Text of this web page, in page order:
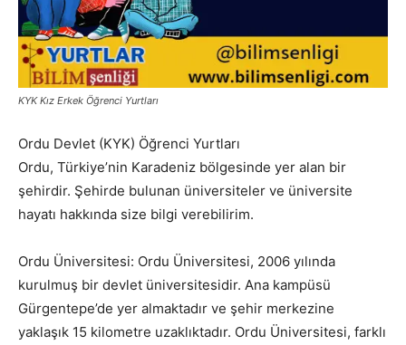
KYK Kız Erkek Öğrenci Yurtları
Ordu Devlet (KYK) Öğrenci Yurtları
Ordu, Türkiye’nin Karadeniz bölgesinde yer alan bir
şehirdir. Şehirde bulunan üniversiteler ve üniversite
hayatı hakkında size bilgi verebilirim.
Ordu Üniversitesi: Ordu Üniversitesi, 2006 yılında
kurulmuş bir devlet üniversitesidir. Ana kampüsü
Gürgentepe’de yer almaktadır ve şehir merkezine
yaklaşık 15 kilometre uzaklıktadır. Ordu Üniversitesi, farklı